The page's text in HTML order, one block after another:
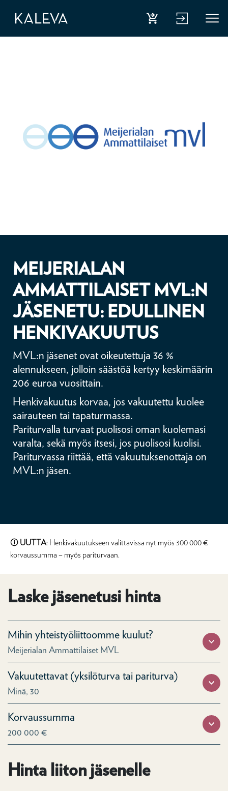
MEIJERIALAN
AMMATTILAISET MVL:N
JÄSENETU: EDULLINEN
HENKIVAKUUTUS
MVL:n jäsenet ovat oikeutettuja 36 %
alennukseen, jolloin säästöä kertyy keskimäärin
206 euroa vuosittain.
Henkivakuutus korvaa, jos vakuutettu kuolee
sairauteen tai tapaturmassa.
Pariturvalla turvaat puolisosi oman kuolemasi
varalta, sekä myös itsesi, jos puolisosi kuolisi.
Pariturvassa riittää, että vakuutuksenottaja on
MVL:n jäsen.
🛈 UUTTA: Henkivakuutukseen valittavissa nyt myös 300 000 €
korvaussumma – myös pariturvaan.
Laske jäsenetusi hinta
Mihin yhteistyöliittoomme kuulut?
Meijerialan Ammattilaiset MVL
Vakuutettavat (yksilöturva tai pariturva)
Minä, 30
Korvaussumma
200 000 €
Hinta liiton jäsenelle